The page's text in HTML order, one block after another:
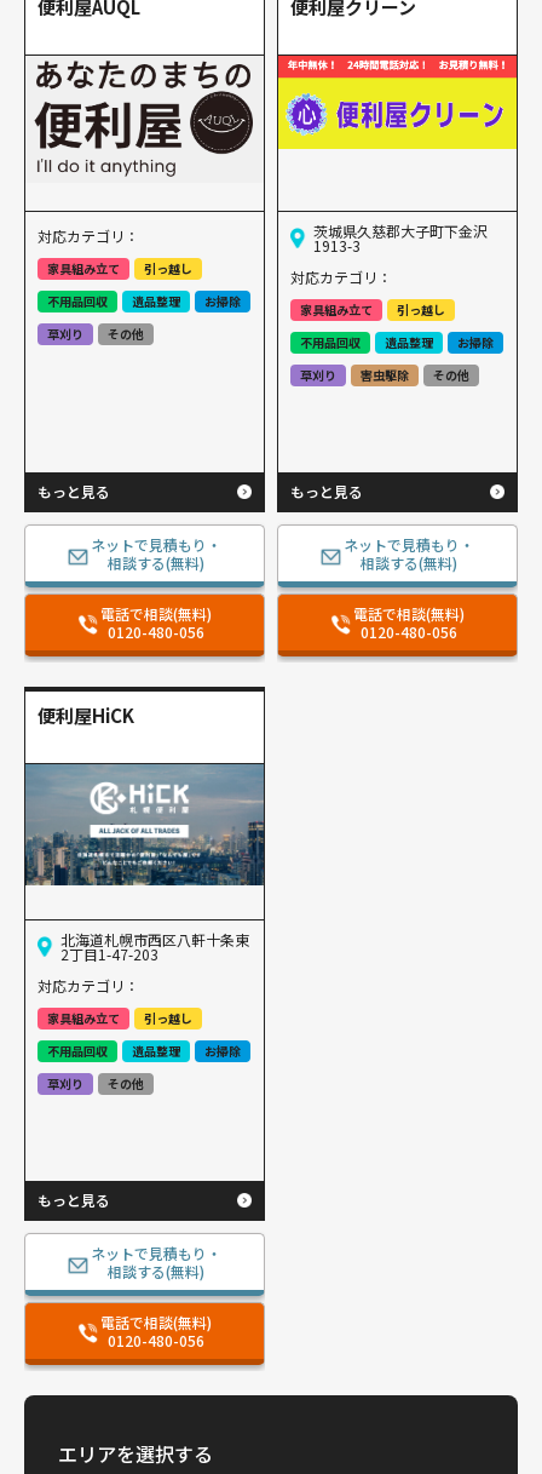
便利屋AUQL
対応カテゴリ：
家具組み立て
引っ越し
不用品回収
遺品整理
お掃除
草刈り
その他
もっと見る
ネットで見積もり・
相談する(無料)
電話で相談(無料)
0120-480-056
便利屋クリーン
茨城県久慈郡大子町下金沢
1913-3
対応カテゴリ：
家具組み立て
引っ越し
不用品回収
遺品整理
お掃除
草刈り
害虫駆除 その他
もっと見る
ネットで見積もり・
相談する(無料)
電話で相談(無料)
0120-480-056
便利屋HiCK
北海道札幌市西区八軒十条東
2丁目1-47-203
対応カテゴリ：
家具組み立て
引っ越し
不用品回収
遺品整理
お掃除
草刈り
その他
もっと見る
ネットで見積もり・
相談する(無料)
電話で相談(無料)
0120-480-056
エリアを選択する